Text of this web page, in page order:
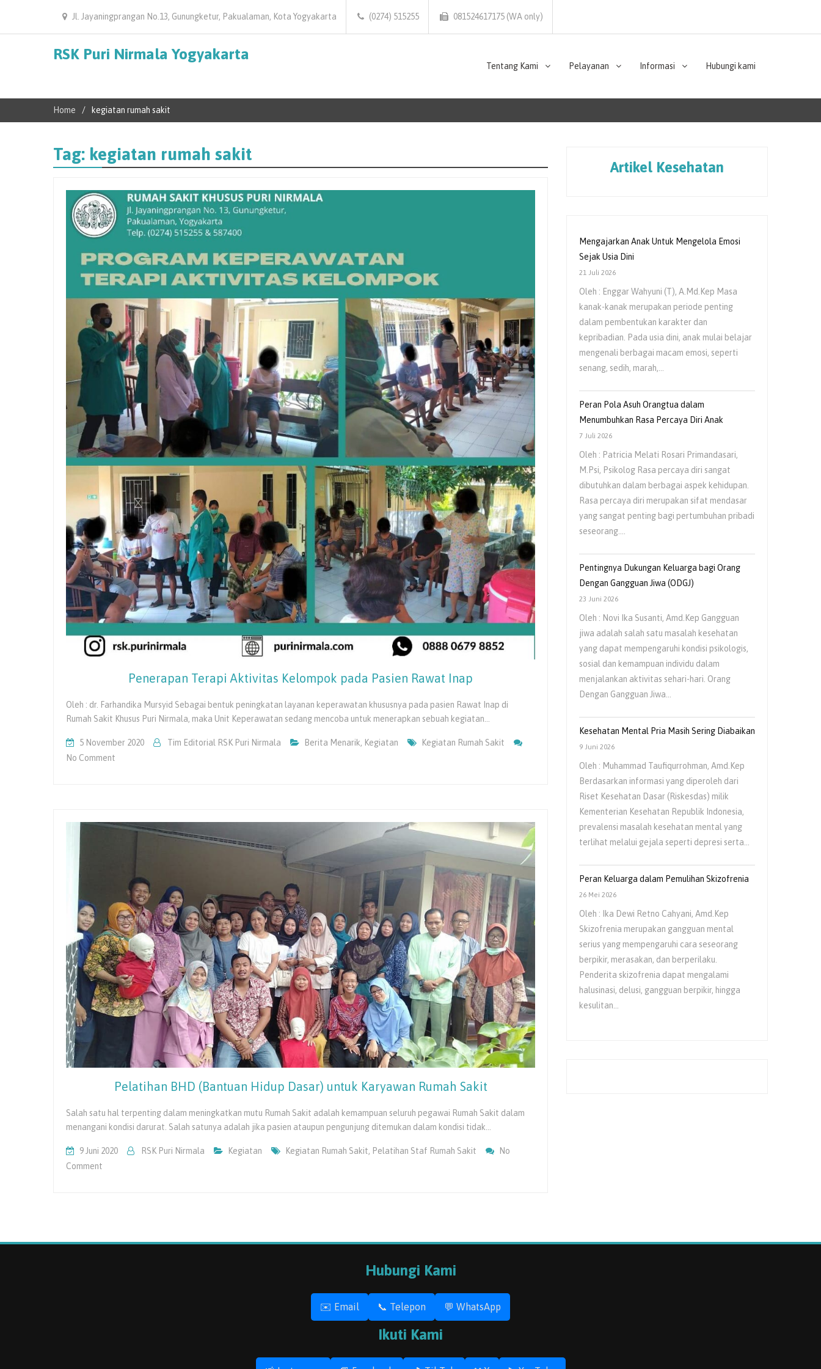
Jl. Jayaningprangan No.13, Gunungketur, Pakualaman, Kota Yogyakarta (0274) 515255 081524617175 (WA only)
RSK Puri Nirmala Yogyakarta
Tentang Kami Pelayanan Informasi Hubungi kami
Home kegiatan rumah sakit
Tag: kegiatan rumah sakit
Penerapan Terapi Aktivitas Kelompok pada Pasien Rawat Inap
Oleh : dr. Farhandika Mursyid Sebagai bentuk peningkatan layanan keperawatan khususnya pada pasien Rawat Inap di
Rumah Sakit Khusus Puri Nirmala, maka Unit Keperawatan sedang mencoba untuk menerapkan sebuah kegiatan…
5 November 2020 Tim Editorial RSK Puri Nirmala Berita Menarik, Kegiatan
Kegiatan Rumah Sakit
No Comment
Pada
Inap
Pelatihan BHD (Bantuan Hidup Dasar) untuk Karyawan Rumah Sakit
Salah satu hal terpenting dalam meningkatkan mutu Rumah Sakit adalah kemampuan seluruh pegawai Rumah Sakit dalam
menangani kondisi darurat. Salah satunya adalah jika pasien ataupun pengunjung ditemukan dalam kondisi tidak…
9 Juni 2020 RSK Puri Nirmala Kegiatan Kegiatan Rumah Sakit, Pelatihan Staf Rumah Sakit
No
Comment
Dasar)
Artikel Kesehatan
Mengajarkan Anak Untuk Mengelola Emosi
Sejak Usia Dini
21 Juli 2026
Oleh : Enggar Wahyuni (T), A.Md.Kep Masa
kanak-kanak merupakan periode penting
dalam pembentukan karakter dan
kepribadian. Pada usia dini, anak mulai belajar
mengenali berbagai macam emosi, seperti
senang, sedih, marah,…
Peran Pola Asuh Orangtua dalam
Menumbuhkan Rasa Percaya Diri Anak
7 Juli 2026
Oleh : Patricia Melati Rosari Primandasari,
M.Psi, Psikolog Rasa percaya diri sangat
dibutuhkan dalam berbagai aspek kehidupan.
Rasa percaya diri merupakan sifat mendasar
yang sangat penting bagi pertumbuhan pribadi
seseorang.…
Pentingnya Dukungan Keluarga bagi Orang
Dengan Gangguan Jiwa (ODGJ)
23 Juni 2026
Oleh : Novi Ika Susanti, Amd.Kep Gangguan
jiwa adalah salah satu masalah kesehatan
yang dapat mempengaruhi kondisi psikologis,
sosial dan kemampuan individu dalam
menjalankan aktivitas sehari-hari. Orang
Dengan Gangguan Jiwa…
Kesehatan Mental Pria Masih Sering Diabaikan
9 Juni 2026
Oleh : Muhammad Taufiqurrohman, Amd.Kep
Berdasarkan informasi yang diperoleh dari
Riset Kesehatan Dasar (Riskesdas) milik
Kementerian Kesehatan Republik Indonesia,
prevalensi masalah kesehatan mental yang
terlihat melalui gejala seperti depresi serta…
Peran Keluarga dalam Pemulihan Skizofrenia
26 Mei 2026
Oleh : Ika Dewi Retno Cahyani, Amd.Kep
Skizofrenia merupakan gangguan mental
serius yang mempengaruhi cara seseorang
berpikir, merasakan, dan berperilaku.
Penderita skizofrenia dapat mengalami
halusinasi, delusi, gangguan berpikir, hingga
kesulitan…
Hubungi Kami
✉️ Email 📞 Telepon 💬 WhatsApp
Ikuti Kami